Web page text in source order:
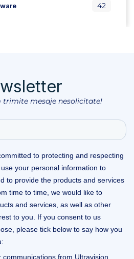
42
mesaje nesolicitate!